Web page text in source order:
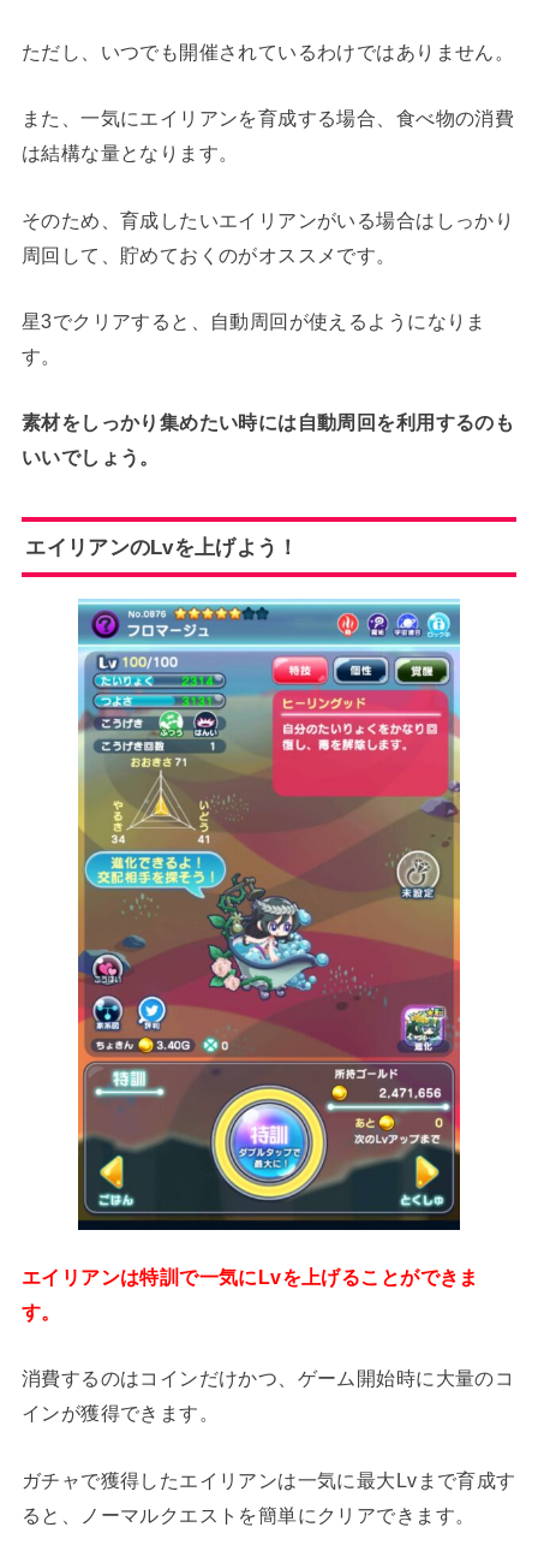
ただし、いつでも開催されているわけではありません。
また、一気にエイリアンを育成する場合、食べ物の消費
は結構な量となります。
そのため、育成したいエイリアンがいる場合はしっかり
周回して、貯めておくのがオススメです。
星3でクリアすると、自動周回が使えるようになりま
す。
素材をしっかり集めたい時には自動周回を利用するのも
いいでしょう。
エイリアンのLvを上げよう！
エイリアンは特訓で一気にLvを上げることができま
す。
消費するのはコインだけかつ、ゲーム開始時に大量のコ
インが獲得できます。
ガチャで獲得したエイリアンは一気に最大Lvまで育成す
ると、ノーマルクエストを簡単にクリアできます。